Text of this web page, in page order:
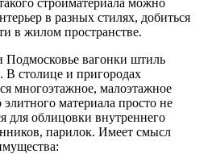
стройматериала можно
в разных стилях, добиться
в жилом пространстве.
Подмосковье вагонки штиль
В столице и пригородах
многоэтажное, малоэтажное
элитного материала просто не
для облицовки внутреннего
парилок. Имеет смысл